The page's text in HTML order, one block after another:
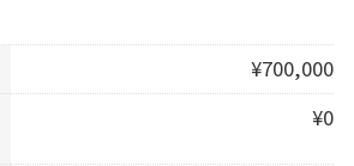
¥700,000
¥0